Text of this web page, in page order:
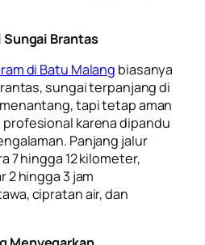
Brantas
di Batu Malang biasanya
sungai terpanjang di
tapi tetap aman
karena dipandu
Panjang jalur
7 hingga 12 kilometer,
2 hingga 3 jam
cipratan air, dan